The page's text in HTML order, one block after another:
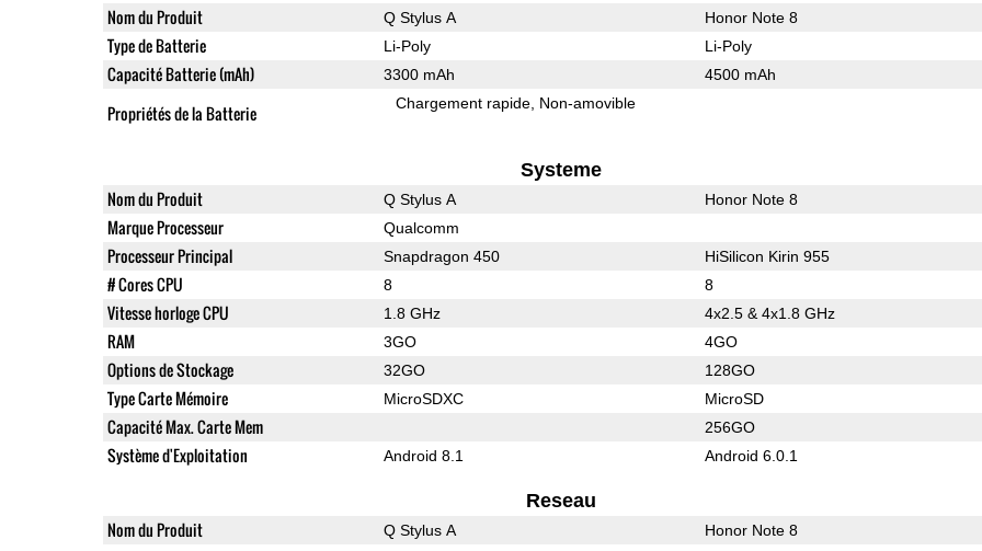
Nom du Produit Q Stylus A Honor Note 8
Type de Batterie Li-Poly Li-Poly
Capacité Batterie (mAh) 3300 mAh 4500 mAh
Propriétés de la Batterie Chargement rapide Non-amovible
Systeme
Nom du Produit Q Stylus A Honor Note 8
Marque Processeur Qualcomm
Processeur Principal Snapdragon 450 HiSilicon Kirin 955
# Cores CPU 8 8
Vitesse horloge CPU 1.8 GHz 4x2.5 & 4x1.8 GHz
RAM 3GO 4GO
Options de Stockage 32GO 128GO
Type Carte Mémoire MicroSDXC MicroSD
Capacité Max. Carte Mem 256GO
Système d'Exploitation Android 8.1 Android 6.0.1
Reseau
Nom du Produit Q Stylus A Honor Note 8